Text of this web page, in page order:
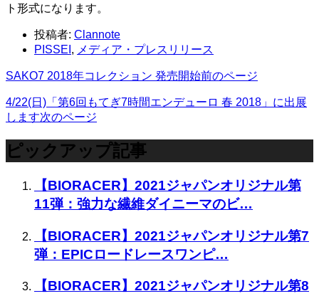
ト形式になります。
投稿者: Clannote
PISSEI , メディア・プレスリリース
SAKO7 2018年コレクション 発売開始前のページ
4/22(日)「第6回もてぎ7時間エンデューロ 春 2018」に出展
します次のページ
ピックアップ記事
【BIORACER】2021ジャパンオリジナル第
11弾：強力な繊維ダイニーマのビ…
【BIORACER】2021ジャパンオリジナル第7
弾：EPICロードレースワンピ…
【BIORACER】2021ジャパンオリジナル第8